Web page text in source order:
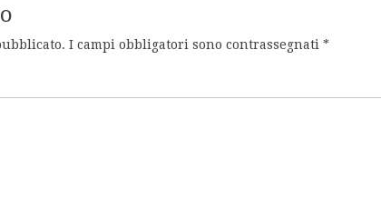
I campi obbligatori sono contrassegnati *